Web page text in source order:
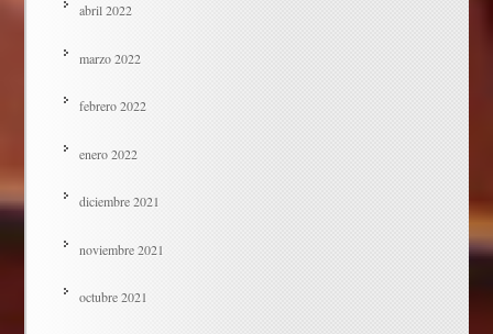
abril 2022
marzo 2022
febrero 2022
enero 2022
diciembre 2021
noviembre 2021
octubre 2021